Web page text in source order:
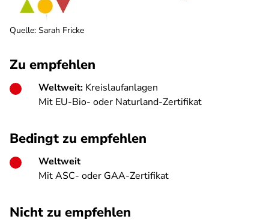
Quelle: Sarah Fricke
Zu empfehlen
Weltweit: Kreislaufanlagen
Mit EU-Bio- oder Naturland-Zertifikat
Bedingt zu empfehlen
Weltweit
Mit ASC- oder GAA-Zertifikat
Nicht zu empfehlen